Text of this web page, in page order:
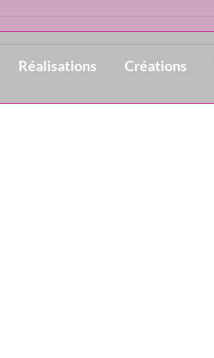
Réalisations Créations